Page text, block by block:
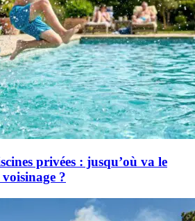
privées : jusqu’où va le
?